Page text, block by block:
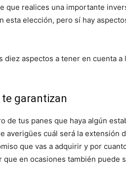
que realices una importante
esta elección, pero sí hay
diez aspectos a tener en cuenta a
garantizan
de tus panes que haya algún
averigües cuál será la extensión
que vas a adquirir y por
en ocasiones también puede